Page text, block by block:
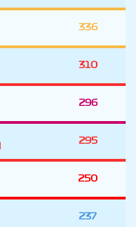
336
310
296
295
250
237